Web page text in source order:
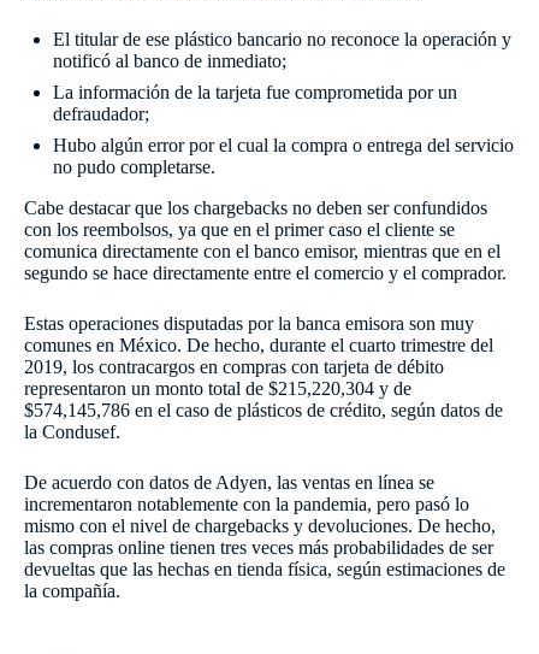
El titular de ese plástico bancario no reconoce la operación y
notificó al banco de inmediato;
La información de la tarjeta fue comprometida por un
defraudador;
Hubo algún error por el cual la compra o entrega del servicio
no pudo completarse.
Cabe destacar que los chargebacks no deben ser confundidos
con los reembolsos, ya que en el primer caso el cliente se
comunica directamente con el banco emisor, mientras que en el
segundo se hace directamente entre el comercio y el comprador.
Estas operaciones disputadas por la banca emisora son muy
comunes en México. De hecho, durante el cuarto trimestre del
2019, los contracargos en compras con tarjeta de débito
representaron un monto total de $215,220,304 y de
$574,145,786 en el caso de plásticos de crédito, según datos de
la Condusef.
De acuerdo con datos de Adyen, las ventas en línea se
incrementaron notablemente con la pandemia, pero pasó lo
mismo con el nivel de chargebacks y devoluciones. De hecho,
las compras online tienen tres veces más probabilidades de ser
devueltas que las hechas en tienda física, según estimaciones de
la compañía.